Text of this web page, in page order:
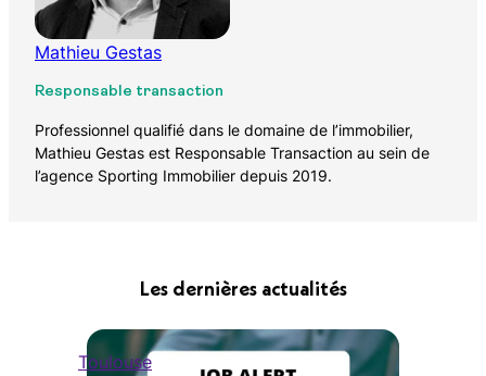
Mathieu Gestas
Responsable transaction
Professionnel qualifié dans le domaine de l’immobilier,
Mathieu Gestas est Responsable Transaction au sein de
l’agence Sporting Immobilier depuis 2019.
Les dernières actualités
Toulouse